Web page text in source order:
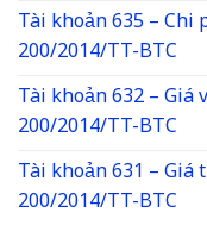
Tài khoản 635 –
200/2014/TT-BTC
Tài khoản 632 –
200/2014/TT-BTC
Tài khoản 631 –
200/2014/TT-BTC